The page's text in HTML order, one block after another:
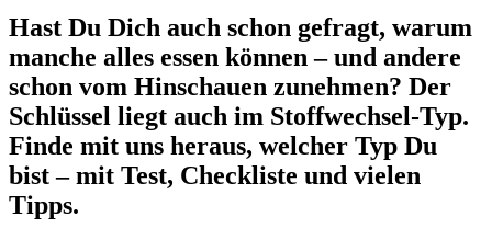
Hast Du Dich auch schon gefragt, warum
manche alles essen können – und andere
schon vom Hinschauen zunehmen? Der
Schlüssel liegt auch im Stoffwechsel-Typ.
Finde mit uns heraus, welcher Typ Du
bist – mit Test, Checkliste und vielen
Tipps.